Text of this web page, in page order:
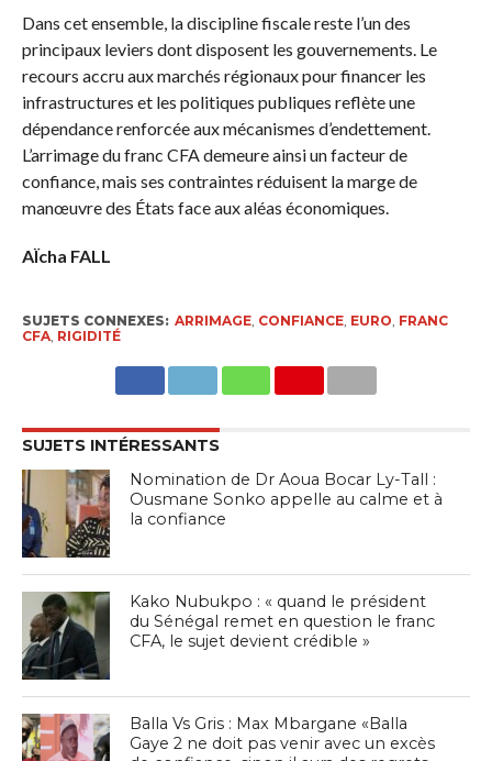
Dans cet ensemble, la discipline fiscale reste l’un des
principaux leviers dont disposent les gouvernements. Le
recours accru aux marchés régionaux pour financer les
infrastructures et les politiques publiques reflète une
dépendance renforcée aux mécanismes d’endettement.
L’arrimage du franc CFA demeure ainsi un facteur de
confiance, mais ses contraintes réduisent la marge de
manœuvre des États face aux aléas économiques.
AÏcha FALL
SUJETS CONNEXES: ARRIMAGE, CONFIANCE, EURO FRANC
CFA, RIGIDITÉ
SUJETS INTÉRESSANTS
Nomination de Dr Aoua Bocar Ly-Tall :
Ousmane Sonko appelle au calme et à
la confiance
Kako Nubukpo : « quand le président
du Sénégal remet en question le franc
CFA, le sujet devient crédible »
Balla Vs Gris : Max Mbargane «Balla
Gaye 2 ne doit pas venir avec un excès